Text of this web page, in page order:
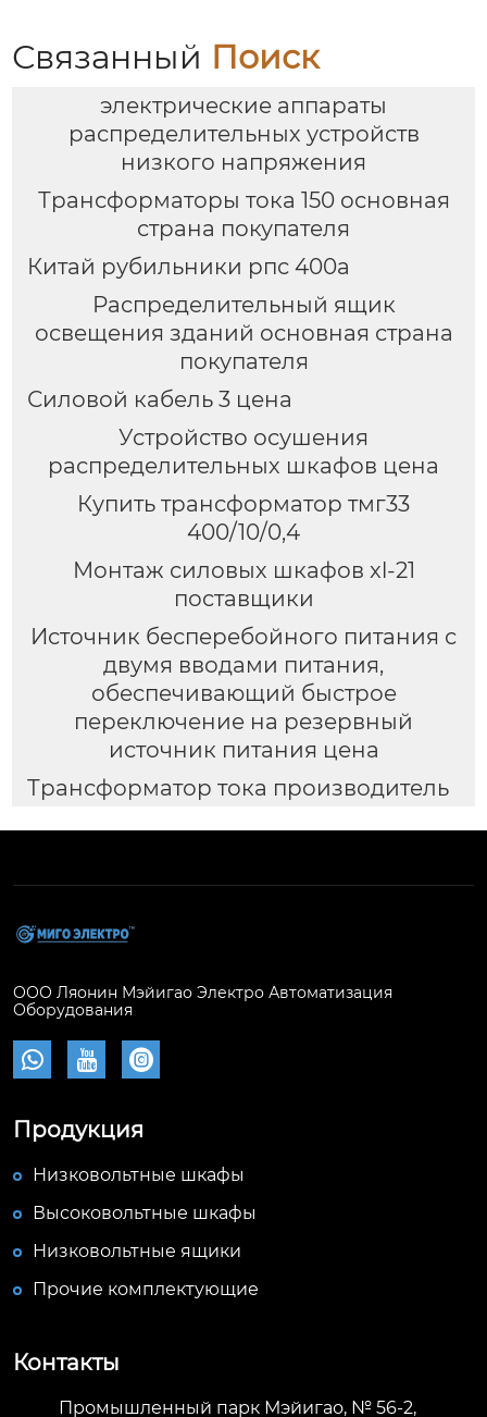
Связанный Поиск
электрические аппараты
распределительных устройств
низкого напряжения
Трансформаторы тока 150 основная
страна покупателя
Китай рубильники рпс 400а
Распределительный ящик
освещения зданий основная страна
покупателя
Силовой кабель 3 цена
Устройство осушения
распределительных шкафов цена
Купить трансформатор тмг33
400/10/0,4
Монтаж силовых шкафов xl-21
поставщики
Источник бесперебойного питания с
двумя вводами питания,
обеспечивающий быстрое
переключение на резервный
источник питания цена
Трансформатор тока производитель
ООО Ляонин Мэйигао Электро Автоматизация
Оборудования
  
Продукция
Низковольтные шкафы
Высоковольтные шкафы
Низковольтные ящики
Прочие комплектующие
Контакты
Промышленный парк Мэйигао, № 56-2,